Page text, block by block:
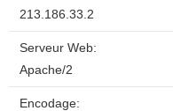
213.186.33.2
Serveur Web:
Apache/2
Encodage: